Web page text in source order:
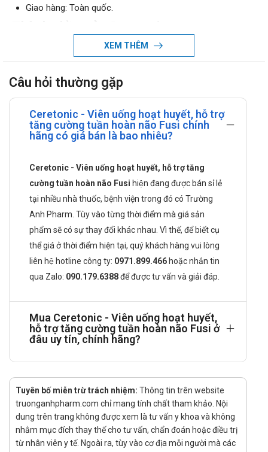
Giao hàng: Toàn quốc.
Ginkgo bioba extract (Cao bạch quả): 120mg
Cao bình vôi: 50mg
Xuyên khung: 100mg
Vitamin B6: 2mg
Ceretonic có công dụng trong hỗ trợ hoạt huyết giúp tăng
cường tuần hoàn máu não, làm tan cục máu đông. Hỗ trợ
cải thiện thiểu năng tuần hoàn não và giảm các di chứng
sau tai biến mạch máu não do tắc mạch.
Đối tượng có thể sử dụng
Người bị thiểu năng tuần hoàn não với các triệu chứng hoa
mắt, mất ngủ, chóng mặt, đau đầu, đau nửa đầu, tê bì
Người bị di chứng sau tai biến mạch máu não.
Cách dùng Ceretonic như thế nào?
Sản phẩm dùng đường uống
Liều dùng Ceretonic được khuyến cáo
Ngày uống 1 viên
Tuỳ vào đối tượng, độ tuổi, tình trạng bệnh mà có liều điều
trị khác nhau. Tham khảo bác sĩ về thời liều điều trị.
Thời gian điều trị được khuyến cáo
XEM THÊM
Câu hỏi thường gặp
Ceretonic - Viên uống hoạt huyết, hỗ trợ
tăng cường tuần hoàn não Fusi chính
hãng có giá bán là bao nhiêu?
Ceretonic - Viên uống hoạt huyết, hỗ trợ tăng
cường tuần hoàn não Fusi hiện đang được bán sỉ lẻ
tại nhiều nhà thuốc, bệnh viện trong đó có Trường
Anh Pharm. Tùy vào từng thời điểm mà giá sản
phẩm sẽ có sự thay đổi khác nhau. Vì thế, để biết cụ
thể giá ở thời điểm hiện tại, quý khách hàng vui lòng
liên hệ hotline công ty: 0971.899.466 hoặc nhắn tin
qua Zalo: 090.179.6388để được tư vấn và giải đáp.
Mua Ceretonic - Viên uống hoạt huyết,
hỗ trợ tăng cường tuần hoàn não Fusi ở
đâu uy tín, chính hãng?
Tuyên bố miễn trừ trách nhiệm: Thông tin trên website
truonganhpharm.com chỉ mang tính chất tham khảo. Nội
dung trên trang không được xem là tư vấn y khoa và không
nhằm mục đích thay thế cho tư vấn, chẩn đoán hoặc điều trị
từ nhân viên y tế. Ngoài ra, tùy vào cơ địa mỗi người mà các